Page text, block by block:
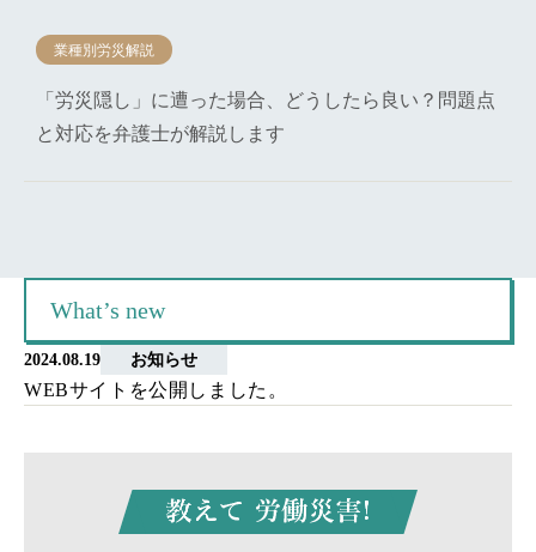
業種別労災解説
「労災隠し」に遭った場合、どうしたら良い？問題点
と対応を弁護士が解説します
What’s new
2024.08.19 お知らせ
WEBサイトを公開しました。